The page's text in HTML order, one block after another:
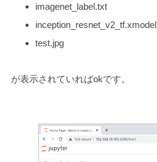
imagenet_label.txt
inception_resnet_v2_tf.xmodel
test.jpg
が表示されていればokです。